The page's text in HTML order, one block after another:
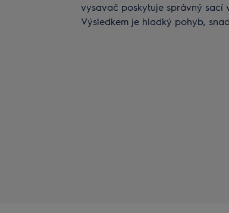
vysavač poskytuje správný sací
Výsledkem je hladký pohyb,